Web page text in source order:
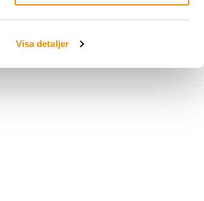
Visa detaljer